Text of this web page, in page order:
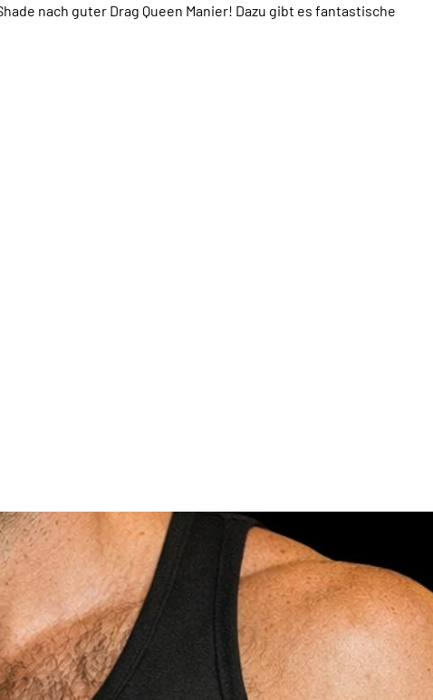
nach guter Drag Queen Manier! Dazu gibt es fantastische